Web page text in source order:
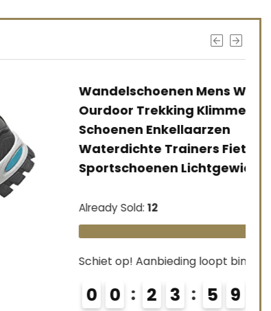
Wandelschoenen Mens Womens
Ourdoor Trekking Klimmen
Schoenen Enkellaarzen
Waterdichte Trainers Fietsen
Sportschoenen Lichtgewicht Unisex
12
Schiet op! Aanbieding loopt binnenkort af
3 5 9 3 6
7